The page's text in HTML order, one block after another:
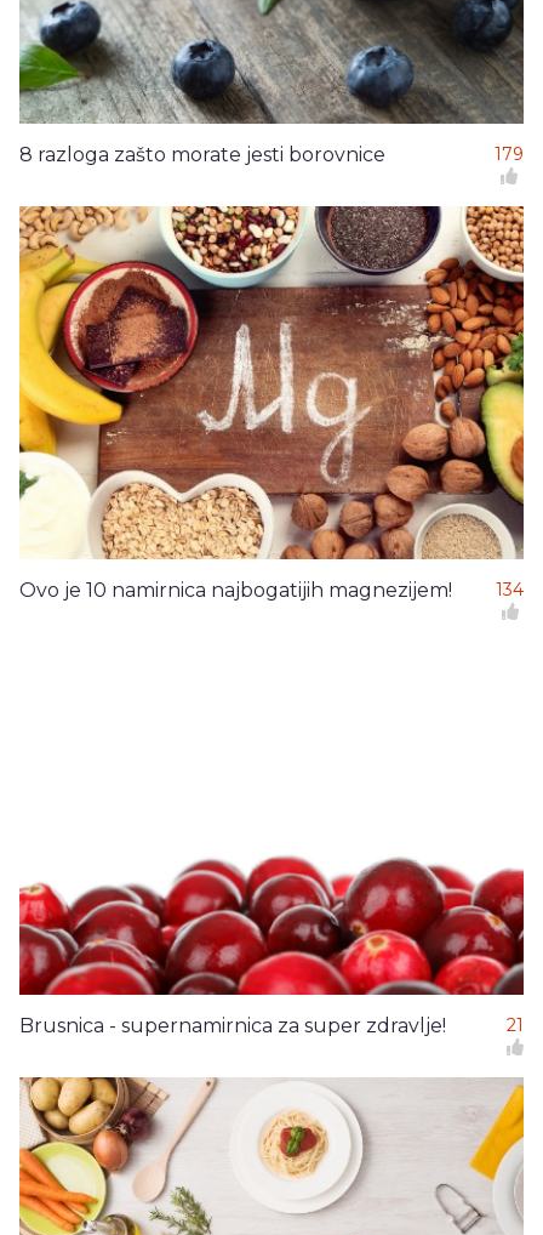
8 razloga zašto morate jesti borovnice 179
Ovo je 10 namirnica najbogatijih magnezijem! 134
Brusnica - supernamirnica za super zdravlje! 21